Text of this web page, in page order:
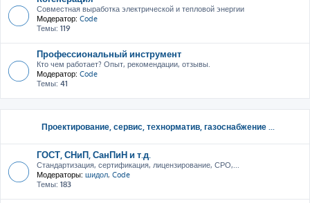
Совместная выработка электрической и тепловой энергии
Модератор: Code
Темы: 119
Профессиональный инструмент
Кто чем работает? Опыт, рекомендации, отзывы.
Модератор: Code
Темы: 41
Проектирование, сервис, тeхнорматив, газоснабжение ...
ГОСТ, СНиП, СанПиН и т.д.
Стандартизация, сертификация, лицензирование, СРО,...
Модераторы: шидол, Code
Темы: 183